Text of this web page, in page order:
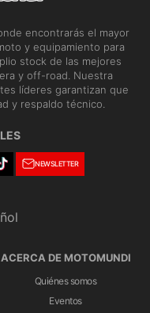
encontrarás el mayor
y equipamiento para
stock de las mejores
y off-road. Nuestra
líderes garantizan que
y respaldo técnico.
NEWSLETTER
ACERCA DE MOTOMUNDI
Quiénes somos
Eventos